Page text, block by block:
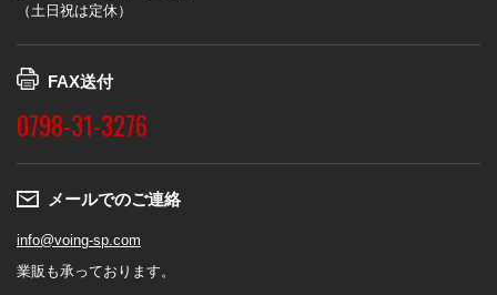
（土日祝は定休）
FAX送付
0798-31-3276
メールでのご連絡
info@voing-sp.com
業販も承っております。